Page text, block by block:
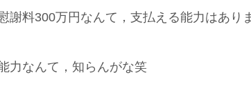
謝料300万円なんて，支払える能力はあり
力なんて，知らんがな笑